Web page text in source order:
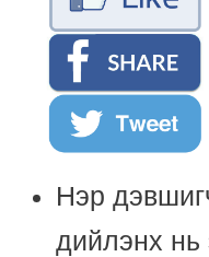
Нэр
дийлэнх нь